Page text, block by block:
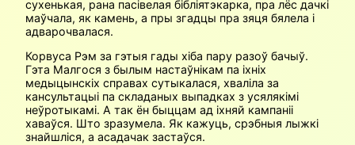
сухенькая, рана пасівелая бібліятэкарка, пра лёс дачкі
маўчала, як камень, а пры згадцы пра зяця бялела і
адварочвалася.
Корвуса Рэм за гэтыя гады хіба пару разоў бачыў.
Гэта Малгося з былым настаўнікам па іхніх
медыцынскіх справах сутыкалася, хваліла за
кансультацыі па складаных выпадках з усялякімі
неўротыкамі. А так ён быццам ад іхняй кампаніі
хаваўся. Што зразумела. Як кажуць, срэбныя лыжкі
знайшліся, а асадачак застаўся.